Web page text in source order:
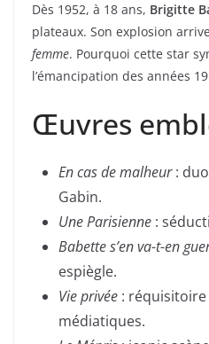
Dès 1952, à 18 ans, Brigitte
plateaux. Son explosion
femme. Pourquoi cette star
l’émancipation des années
Œuvres
En cas de malheur: duo
Gabin.
Une Parisienne :
Babette s’en va-t-en
espiègle.
Vie privée :
médiatiques.